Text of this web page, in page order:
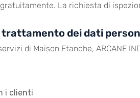
La richiesta di
dei dati
di Maison Etanche, ARCANE
i clienti